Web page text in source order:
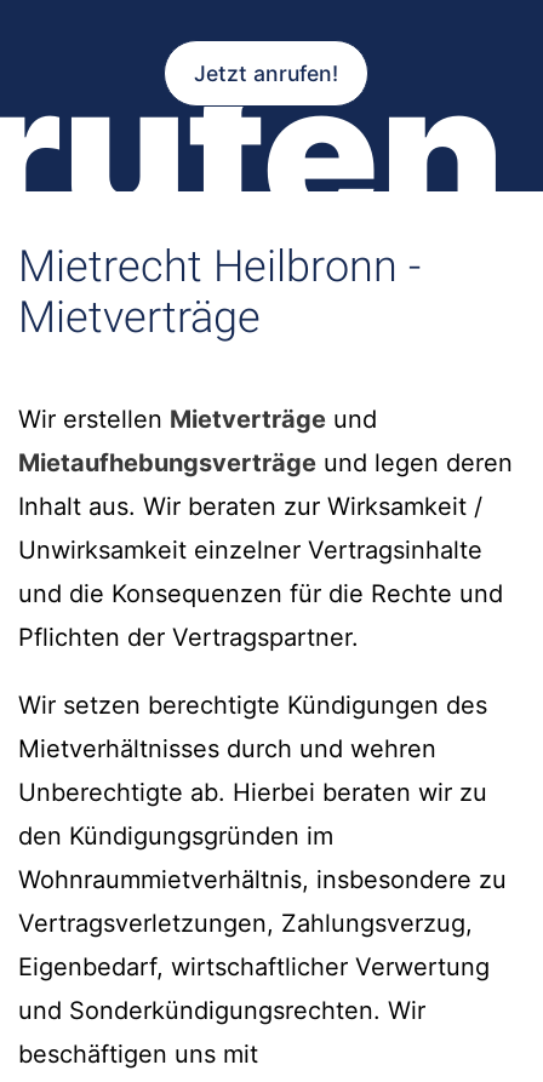
Jetzt anrufen!
Mietrecht Heilbronn -
Mietverträge
Wir erstellen Mietverträge und
Mietaufhebungsverträge und legen deren
Inhalt aus. Wir beraten zur Wirksamkeit /
Unwirksamkeit einzelner Vertragsinhalte
und die Konsequenzen für die Rechte und
Pflichten der Vertragspartner.
Wir setzen berechtigte Kündigungen des
Mietverhältnisses durch und wehren
Unberechtigte ab. Hierbei beraten wir zu
den Kündigungsgründen im
Wohnraummietverhältnis, insbesondere zu
Vertragsverletzungen, Zahlungsverzug,
Eigenbedarf, wirtschaftlicher Verwertung
und Sonderkündigungsrechten. Wir
beschäftigen uns mit